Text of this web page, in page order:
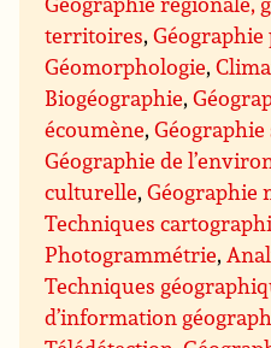
territoires,Géographie
Géomorphologie,
Biogéographie,
écoumène,Géographie
Géographie de
culturelle,Géographie
Techniques
Photogrammétrie,
Techniques
d’information